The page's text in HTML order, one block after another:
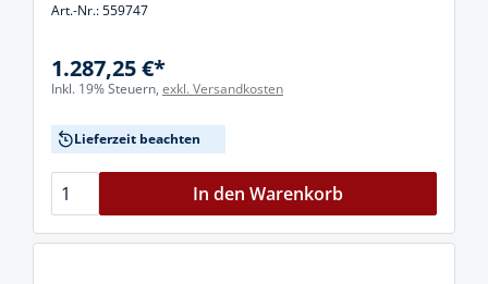
Art.-Nr.: 559747
1.287,25 €*
Inkl. 19% Steuern, exkl. Versandkosten
Lieferzeit beachten
In den Warenkorb